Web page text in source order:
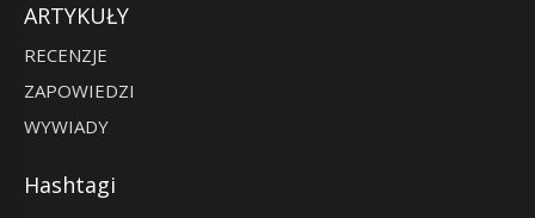
ARTYKUŁY
RECENZJE
ZAPOWIEDZI
WYWIADY
Hashtagi